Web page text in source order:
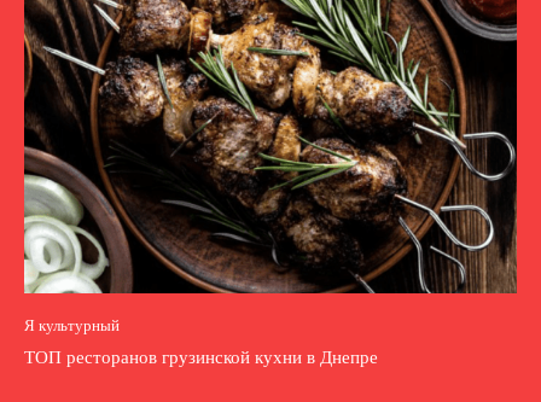
Я культурный
ТОП ресторанов грузинской кухни в Днепре